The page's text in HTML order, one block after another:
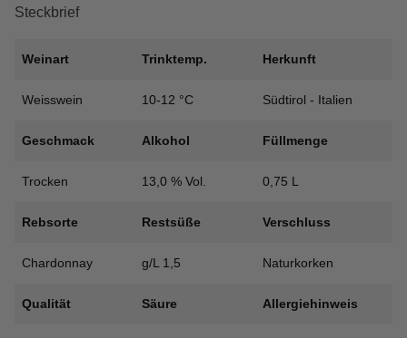
Italien
Steckbrief
Weinart Trinktemp. Herkunft
Weisswein 10-12 °C Südtirol - Italien
Geschmack Alkohol Füllmenge
Trocken 13,0 % Vol. 0,75 L
Rebsorte Restsüße Verschluss
Chardonnay g/L 1,5 Naturkorken
Qualität Säure Allergiehinweis